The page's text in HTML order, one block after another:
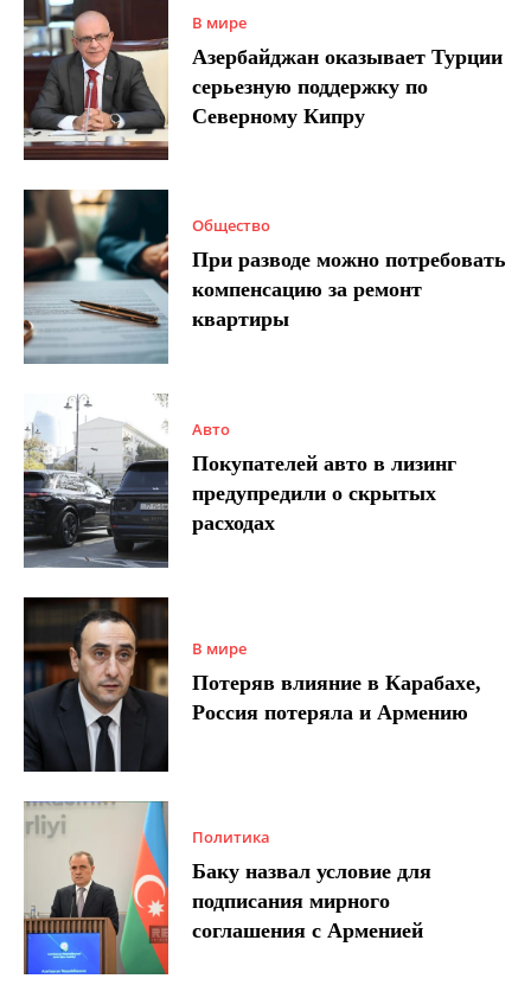
В мире
Азербайджан оказывает Турции
серьезную поддержку по
Северному Кипру
Общество
При разводе можно потребовать
компенсацию за ремонт
квартиры
Авто
Покупателей авто в лизинг
предупредили о скрытых
расходах
В мире
Потеряв влияние в Карабахе,
Россия потеряла и Армению
Политика
Баку назвал условие для
подписания мирного
соглашения с Арменией